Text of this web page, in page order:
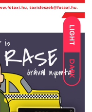
LIGHT
DARK